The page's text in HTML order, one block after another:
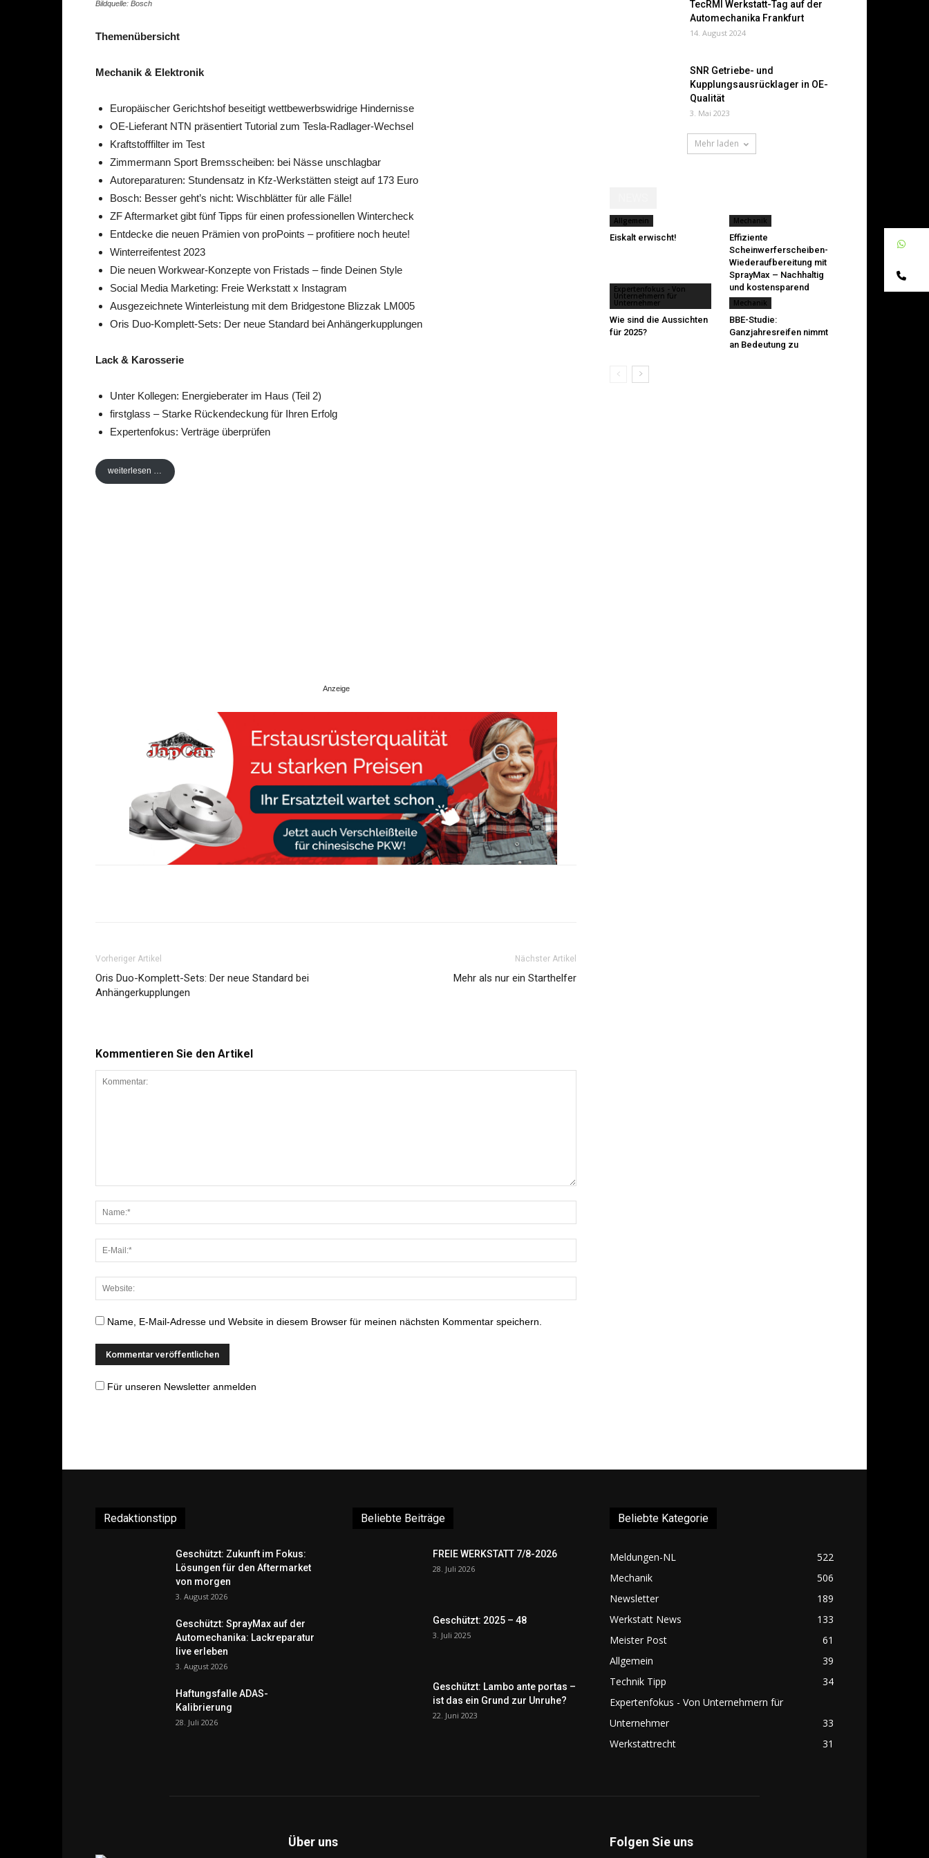
Bildquelle: Bosch
Themenübersicht
Mechanik & Elektronik
Europäischer Gerichtshof beseitigt wettbewerbswidrige Hindernisse
OE-Lieferant NTN präsentiert Tutorial zum Tesla-Radlager-Wechsel
Kraftstofffilter im Test
Zimmermann Sport Bremsscheiben: bei Nässe unschlagbar
Autoreparaturen: Stundensatz in Kfz-Werkstätten steigt auf 173 Euro
Bosch: Besser geht’s nicht: Wischblätter für alle Fälle!
ZF Aftermarket gibt fünf Tipps für einen professionellen Wintercheck
Entdecke die neuen Prämien von proPoints – profitiere noch heute!
Winterreifentest 2023
Die neuen Workwear-Konzepte von Fristads – finde Deinen Style
Social Media Marketing: Freie Werkstatt x Instagram
Ausgezeichnete Winterleistung mit dem Bridgestone Blizzak LM005
Oris Duo-Komplett-Sets: Der neue Standard bei Anhängerkupplungen
Lack & Karosserie
Unter Kollegen: Energieberater im Haus (Teil 2)
firstglass – Starke Rückendeckung für Ihren Erfolg
Expertenfokus: Verträge überprüfen
weiterlesen …
Vorheriger Artikel
Oris Duo-Komplett-Sets: Der neue Standard bei
Anhängerkupplungen
Nächster Artikel
Mehr als nur ein Starthelfer
Kommentieren Sie den Artikel
Name, E-Mail-Adresse und Website in diesem Browser für meinen nächsten Kommentar speichern.
Für unseren Newsletter anmelden
TecRMI Werkstatt-Tag auf der
Automechanika Frankfurt
14. August 2024
SNR Getriebe- und
Kupplungsausrücklager in OE-
Qualität
3. Mai 2023
Mehr laden
Allgemein
Eiskalt erwischt!
Mechanik
Effiziente
Scheinwerferscheiben-
Wiederaufbereitung mit
SprayMax – Nachhaltig
und kostensparend
Expertenfokus - Von
Unternehmern für
Unternehmer
Wie sind die Aussichten
für 2025?
Mechanik
BBE-Studie:
Ganzjahresreifen nimmt
an Bedeutung zu
Redaktionstipp
Geschützt: Zukunft im Fokus:
Lösungen für den Aftermarket
von morgen
3. August 2026
Geschützt: SprayMax auf der
Automechanika: Lackreparatur
live erleben
3. August 2026
Haftungsfalle ADAS-
Kalibrierung
28. Juli 2026
Beliebte Beiträge
FREIE WERKSTATT 7/8-2026
28. Juli 2026
Geschützt: 2025 – 48
3. Juli 2025
Geschützt: Lambo ante portas –
ist das ein Grund zur Unruhe?
22. Juni 2023
Beliebte Kategorie
Meldungen-NL
522
Mechanik
506
Newsletter
189
Werkstatt News
133
Meister Post
61
Allgemein
39
Technik Tipp
34
Expertenfokus - Von Unternehmern für
Unternehmer
33
Werkstattrecht
31
Über uns Folgen Sie uns